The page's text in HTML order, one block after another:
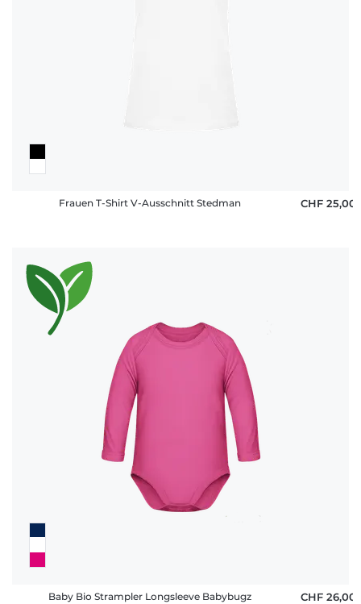
Frauen T-Shirt V-Ausschnitt Stedman CHF 25,00
Baby Bio Strampler Longsleeve Babybugz CHF 26,00